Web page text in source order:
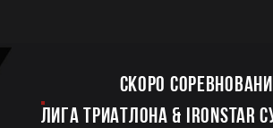
Скоро
ЛИГА ТРИАТЛОНА & IRONSTAR